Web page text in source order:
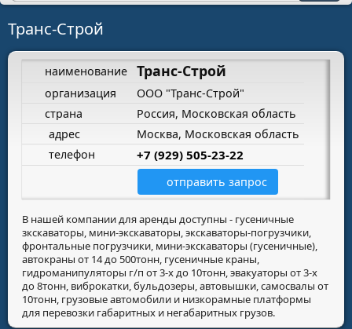
Транс-Строй
наименование Транс-Строй
организация
ООО "Транс-Строй"
страна
Россия, Московская область
адрес
Москва, Московская область
телефон
+7 (929) 505-23-22
отправить запрос
В нашей компании для аренды доступны - гусеничные
зкскаваторы, мини-экскаваторы, экскаваторы-погрузчики,
фронтальные погрузчики, мини-экскаваторы (гусеничные),
автокраны от 14 до 500тонн, гусеничные краны,
гидроманипуляторы г/п от 3-х до 10тонн, эвакуаторы от 3-х
до 8тонн, виброкатки, бульдозеры, автовышки, самосвалы от
10тонн, грузовые автомобили и низкорамные платформы
для перевозки габаритных и негабаритных грузов.